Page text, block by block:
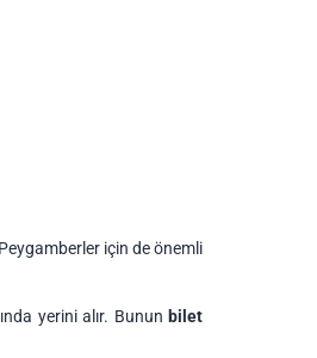
için de önemli
yerini alır. Bunun bilet